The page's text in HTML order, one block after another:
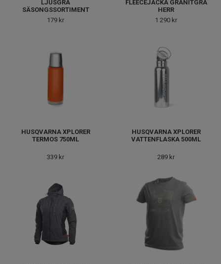
LJUSGRÅ
SÄSONGSSORTIMENT
179 kr
FLEECEJACKA GRANITGRÅ
HERR
1 290 kr
HUSQVARNA XPLORER
TERMOS 750ML
339 kr
HUSQVARNA XPLORER
VATTENFLASKA 500ML
289 kr